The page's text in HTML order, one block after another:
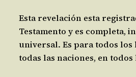
Esta revelación esta
Testamento y es completa,
universal. Es para todos los
todas las naciones, en